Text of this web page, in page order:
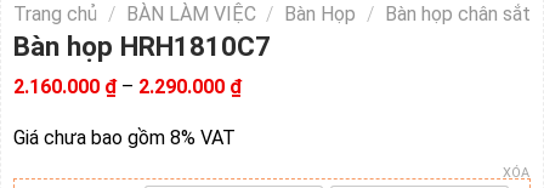
Trang chủ / BÀN LÀM VIỆC / Bàn Họp / Bàn họp chân sắt
Bàn họp HRH1810C7
2.160.000 ₫ – 2.290.000 ₫Khoảng
2.290.000 ₫
Giá chưa bao gồm 8% VAT
XÓA